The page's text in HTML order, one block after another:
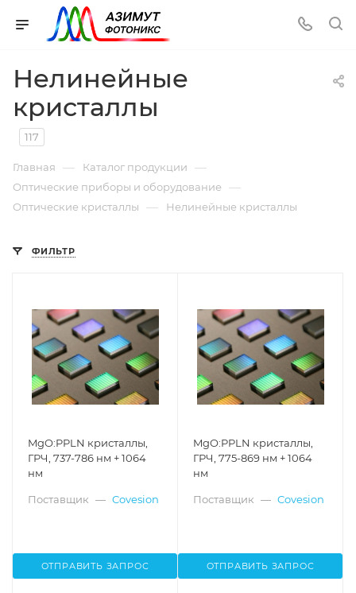
Нелинейные
кристаллы
117
Главная — Каталог продукции —
Оптические приборы и оборудование —
Оптические кристаллы — Нелинейные кристаллы
ФИЛЬТР
MgO:PPLN кристаллы,
ГРЧ, 737-786 нм + 1064
нм
Поставщик — Covesion
ОТПРАВИТЬ ЗАПРОС
MgO:PPLN кристаллы,
ГРЧ, 775-869 нм + 1064
нм
Поставщик — Covesion
ОТПРАВИТЬ ЗАПРОС